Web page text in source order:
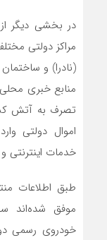
در بخشی دیگر
مراکز دولتی
(نادرا) و
منابع خبری محلی
تصرف به آتش
اموال دولتی
خدمات اینترنتی
طبق اطلاعات
موفق شده‌اند
خودروی رسمی